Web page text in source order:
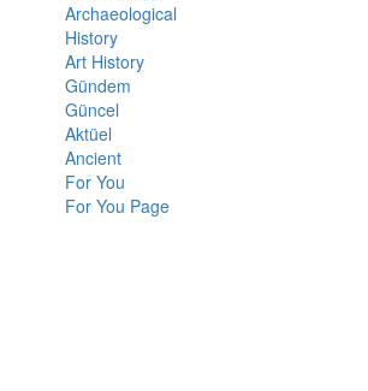
Archaeological
History
Art History
Gündem
Güncel
Aktüel
Ancient
For You
For You Page